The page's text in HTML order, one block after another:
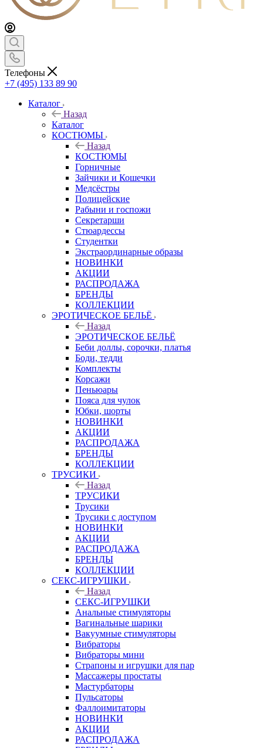
Телефоны
+7 (495) 133 89 90
Каталог
Назад
Каталог
КОСТЮМЫ
Назад
КОСТЮМЫ
Горничные
Зайчики и Кошечки
Медсёстры
Полицейские
Рабыни и госпожи
Секретарши
Стюардессы
Студентки
Экстраординарные образы
НОВИНКИ
АКЦИИ
РАСПРОДАЖА
БРЕНДЫ
КОЛЛЕКЦИИ
ЭРОТИЧЕСКОЕ БЕЛЬЁ
Назад
ЭРОТИЧЕСКОЕ БЕЛЬЁ
Беби доллы, сорочки, платья
Боди, тедди
Комплекты
Корсажи
Пеньюары
Пояса для чулок
Юбки, шорты
НОВИНКИ
АКЦИИ
РАСПРОДАЖА
БРЕНДЫ
КОЛЛЕКЦИИ
ТРУСИКИ
Назад
ТРУСИКИ
Трусики
Трусики с доступом
НОВИНКИ
АКЦИИ
РАСПРОДАЖА
БРЕНДЫ
КОЛЛЕКЦИИ
СЕКС-ИГРУШКИ
Назад
СЕКС-ИГРУШКИ
Анальные стимуляторы
Вагинальные шарики
Вакуумные стимуляторы
Вибраторы
Вибраторы мини
Страпоны и игрушки для пар
Массажеры простаты
Мастурбаторы
Пульсаторы
Фаллоимитаторы
НОВИНКИ
АКЦИИ
РАСПРОДАЖА